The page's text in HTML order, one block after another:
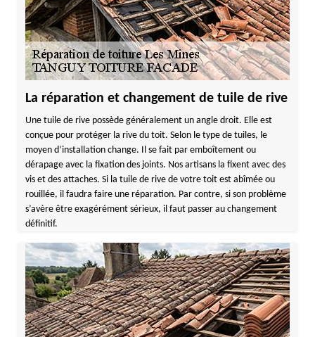
La réparation et changement de tuile de rive
Une tuile de rive possède généralement un angle droit. Elle est
conçue pour protéger la rive du toit. Selon le type de tuiles, le
moyen d’installation change. Il se fait par emboîtement ou
dérapage avec la fixation des joints. Nos artisans la fixent avec des
vis et des attaches. Si la tuile de rive de votre toit est abîmée ou
rouillée, il faudra faire une réparation. Par contre, si son problème
s’avère être exagérément sérieux, il faut passer au changement
définitif.